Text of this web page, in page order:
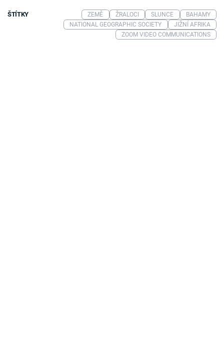
ŠTÍTKY ZEMĚ ŽRALOCI SLUNCE
BAHAMY
NATIONAL GEOGRAPHIC SOCIETY
JIŽNÍ AFRIKA
ZOOM VIDEO COMMUNICATIONS